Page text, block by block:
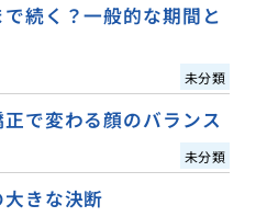
続く？一般的な期間と
未分類
で変わる顔のバランス
未分類
きな決断